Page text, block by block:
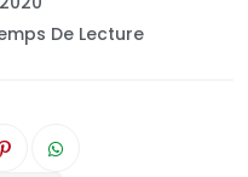
De Lecture